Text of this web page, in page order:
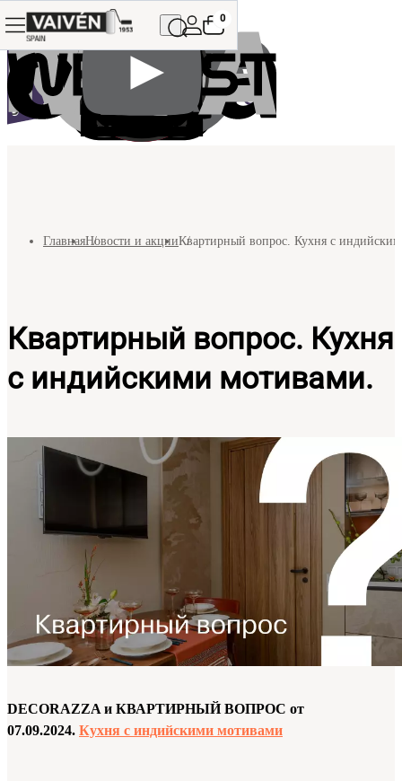
0
ГлавнаяНовости и акцииКвартирный вопрос. Кухня с
Квартирный вопрос. Кухня
с индийскими мотивами.
DECORAZZA и КВАРТИРНЫЙ ВОПРОС от
07.09.2024. Кухня с индийскими мотивами